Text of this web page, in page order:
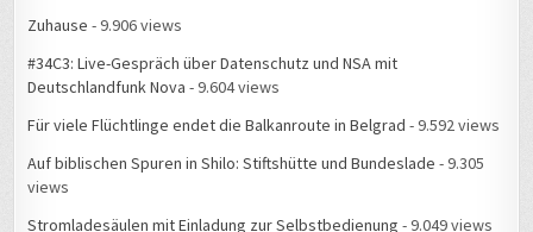
Zuhause - 9.906 views
#34C3: Live-Gespräch über Datenschutz und NSA mit
Deutschlandfunk Nova - 9.604 views
Für viele Flüchtlinge endet die Balkanroute in Belgrad - 9.592 views
Auf biblischen Spuren in Shilo: Stiftshütte und Bundeslade - 9.305
views
Stromladesäulen mit Einladung zur Selbstbedienung - 9.049 views